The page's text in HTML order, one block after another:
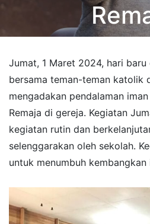
Jumat, 1 Maret 2024, hari
bersama teman-teman katolik
mengadakan pendalaman
Remaja di gereja. Kegiatan
kegiatan rutin dan
selenggarakan oleh sekolah.
untuk menumbuh kembangkan